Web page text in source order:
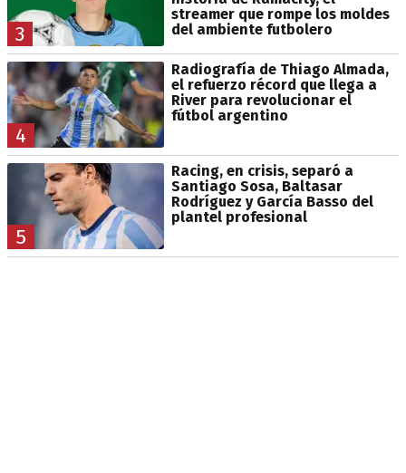
3
streamer que rompe los moldes
del ambiente futbolero
4
Radiografía de Thiago Almada,
el refuerzo récord que llega a
River para revolucionar el
fútbol argentino
5
Racing, en crisis, separó a
Santiago Sosa, Baltasar
Rodríguez y García Basso del
plantel profesional